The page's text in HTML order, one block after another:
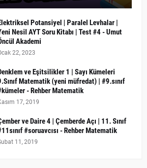
Potansiyel | Paralel Levhalar |
Nesil AYT Soru Kitabı | Test #4 - Umut
Akademi
22, 2023
ve Eşitsilikler 1 | Sayı Kümeleri
Matematik (yeni müfredat) | #9.sınıf
- Rehber Matematik
17, 2019
ve Daire 4 | Çemberde Açı | 11. Sınıf
#soruavcısı - Rehber Matematik
11, 2019